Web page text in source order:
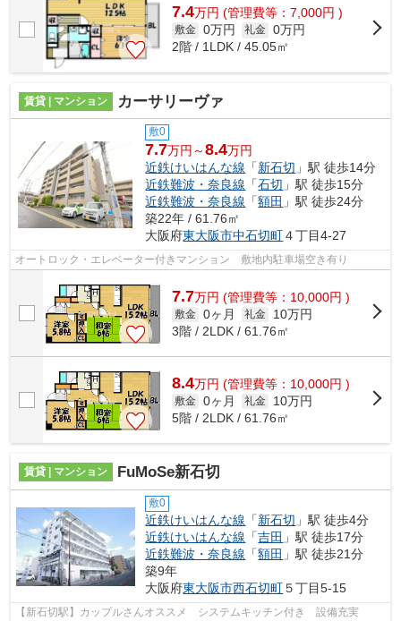
7.4万円 (管理費等：7,000円 )
敷金 0万円 礼金 0万円
2階 / 1LDK / 45.05㎡
賃貸 | マンション カーサリーヴァ
敷0
7.7万円～8.4万円
近鉄けいはんな線 「新石切 」駅 徒歩14分
近鉄難波・奈良線 「石切 」駅 徒歩15分
近鉄難波・奈良線 「額田 」駅 徒歩24分
築22年 / 61.76㎡
大阪府東大阪市中石切町４丁目4-27
オートロック・エレベーター付きマンション 敷地内駐車場空き有り
7.7万円 (管理費等：10,000円 )
敷金 0ヶ月 礼金
10万円
3階 / 2LDK / 61.76㎡
8.4万円 (管理費等：10,000円 )
敷金 0ヶ月 礼金
10万円
5階 / 2LDK / 61.76㎡
賃貸 | マンション FuMoSe新石切
敷0
近鉄けいはんな線 「新石切 」駅 徒歩4分
近鉄けいはんな線 「吉田 」駅 徒歩17分
近鉄難波・奈良線 「額田 」駅 徒歩21分
築9年
大阪府東大阪市西石切町５丁目5-15
【新石切駅】カップルさんオススメ システムキッチン付き 設備充実